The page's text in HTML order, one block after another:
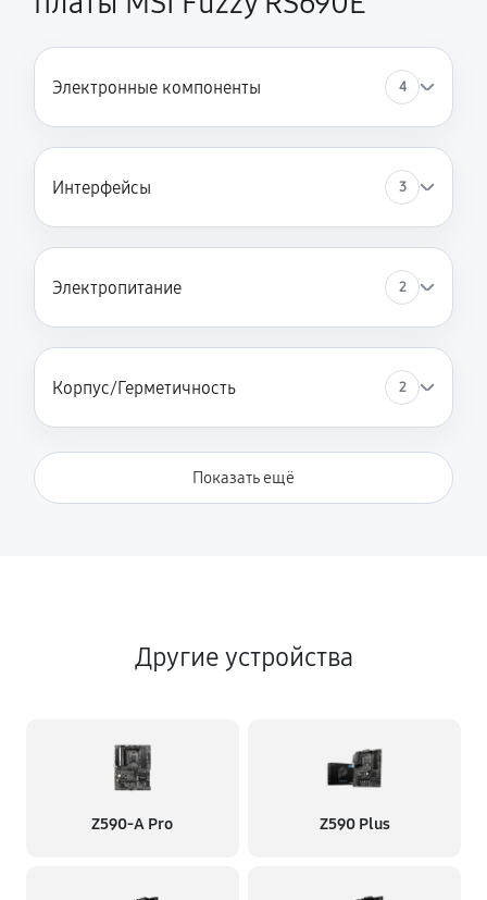
Электронные компоненты 4
Интерфейсы 3
Электропитание 2
Корпус/Герметичность 2
Показать ещё
Другие устройства
Z590-A Pro Z590 Plus